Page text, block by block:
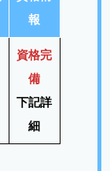
報
資格完
備
下記詳
細